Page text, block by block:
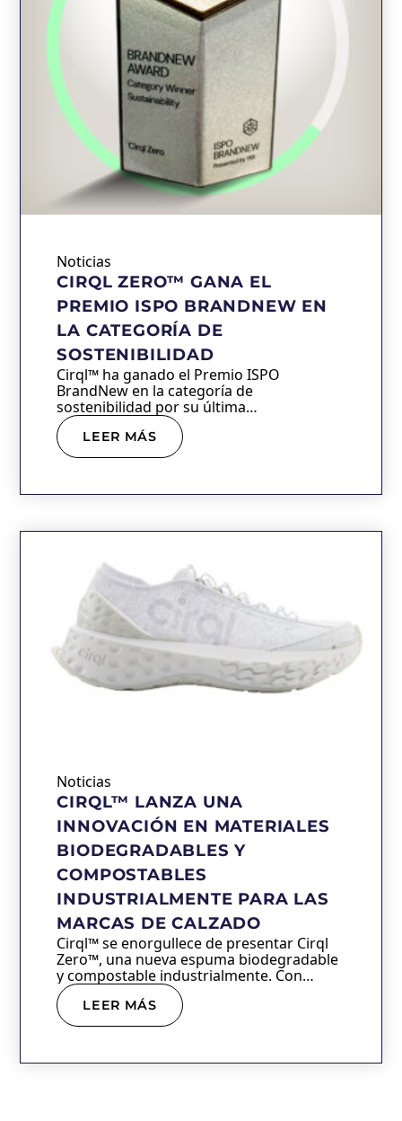
Noticias
CIRQL ZERO™ GANA EL
PREMIO ISPO BRANDNEW EN
LA CATEGORÍA DE
SOSTENIBILIDAD
Cirql™ ha ganado el Premio ISPO
BrandNew en la categoría de
sostenibilidad por su última…
LEER MÁS
Noticias
CIRQL™ LANZA UNA
INNOVACIÓN EN MATERIALES
BIODEGRADABLES Y
COMPOSTABLES
INDUSTRIALMENTE PARA LAS
MARCAS DE CALZADO
Cirql™ se enorgullece de presentar Cirql
Zero™, una nueva espuma biodegradable
y compostable industrialmente. Con…
LEER MÁS